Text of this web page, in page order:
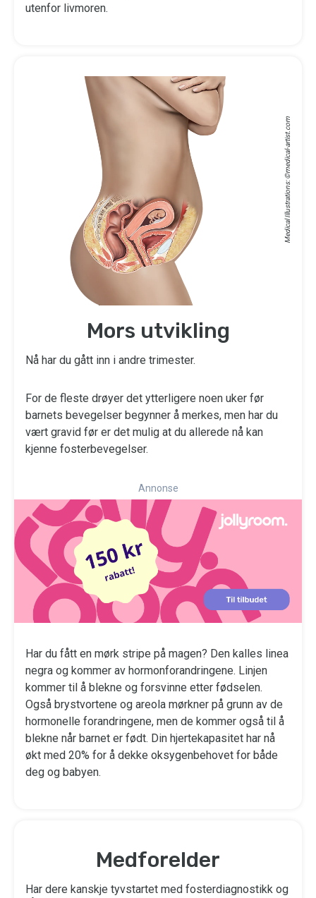
utenfor livmoren.
Medical Illustrations: ©
medical-artist.com
Mors utvikling
Nå har du gått inn i andre trimester.
For de fleste drøyer det ytterligere noen uker før
barnets bevegelser begynner å merkes, men har du
vært gravid før er det mulig at du allerede nå kan
kjenne fosterbevegelser.
Annonse
Har du fått en mørk stripe på magen? Den kalles linea
negra og kommer av hormonforandringene. Linjen
kommer til å blekne og forsvinne etter fødselen.
Også brystvortene og areola mørkner på grunn av de
hormonelle forandringene, men de kommer også til å
blekne når barnet er født. Din hjertekapasitet har nå
økt med 20% for å dekke oksygenbehovet for både
deg og babyen.
Medforelder
Har dere kanskje tyvstartet med fosterdiagnostikk og